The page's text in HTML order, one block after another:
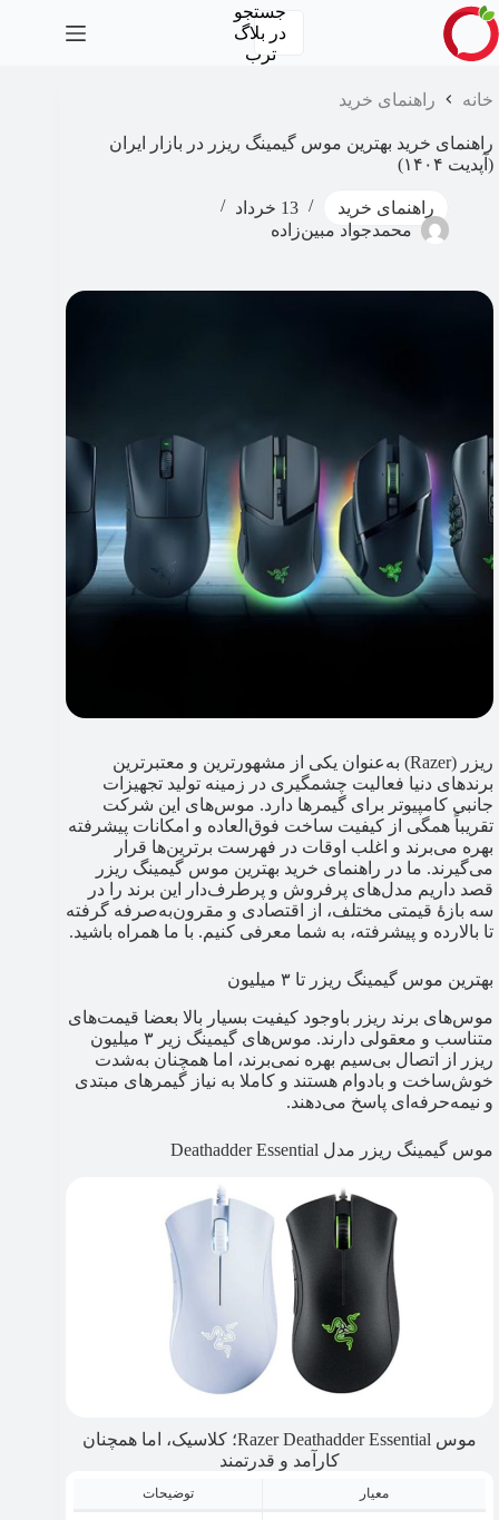
پرش
به
محتوا
جستجو
در بلاگ
ترب
خانه راهنمای خرید
راهنمای خرید بهترین موس گیمینگ ریزر در بازار ایران
(آپدیت ۱۴۰۴)
راهنمای خرید
13 خرداد
محمدجواد مبین‌زاده
ریزر (Razer) به‌عنوان یکی از مشهورترین و معتبرترین
برندهای دنیا فعالیت چشمگیری در زمینه تولید تجهیزات
جانبی کامپیوتر برای گیمرها دارد. موس‌های این شرکت
تقریباً همگی از کیفیت ساخت فوق‌العاده و امکانات پیشرفته
بهره می‌برند و اغلب اوقات در فهرست برترین‌ها قرار
می‌گیرند. ما در راهنمای خرید بهترین موس گیمینگ ریزر
قصد داریم مدل‌های پرفروش و پرطرف‌دار این برند را در
سه بازهٔ قیمتی مختلف، از اقتصادی و مقرون‌به‌صرفه گرفته
تا بالارده و پیشرفته، به شما معرفی کنیم. با ما همراه باشید.
بهترین موس گیمینگ ریزر تا ۳ میلیون
موس‌های برند ریزر باوجود کیفیت بسیار بالا بعضا قیمت‌های
متناسب و معقولی دارند. موس‌های گیمینگ زیر ۳ میلیون
ریزر از اتصال بی‌سیم بهره نمی‌برند، اما همچنان به‌شدت
خوش‌ساخت و بادوام هستند و کاملا به نیاز گیمرهای مبتدی
و نیمه‌حرفه‌ای پاسخ می‌دهند.
موس گیمینگ ریزر مدل Deathadder Essential
موس Razer Deathadder Essential؛ کلاسیک، اما همچنان
کارآمد و قدرتمند
معیار توضیحات